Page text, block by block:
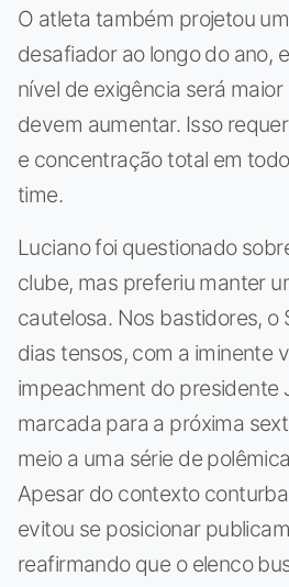
O atleta também projetou
desafiador ao longo do ano,
nível de exigência será
devem aumentar. Isso
e concentração total em
time.
Luciano foi questionado
clube, mas preferiu manter
cautelosa. Nos bastidores, o
dias tensos, com a iminente
impeachment do presidente
marcada para a próxima
meio a uma série de
Apesar do contexto
evitou se posicionar
reafirmando que o elenco